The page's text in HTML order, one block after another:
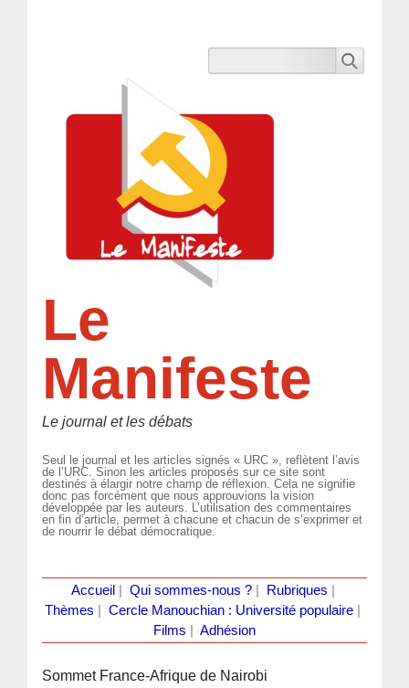
Le
Manifeste
Le journal et les débats
Seul le journal et les articles signés « URC », reflètent l’avis
de l’URC. Sinon les articles proposés sur ce site sont
destinés à élargir notre champ de réflexion. Cela ne signifie
donc pas forcément que nous approuvions la vision
développée par les auteurs. L’utilisation des commentaires
en fin d’article, permet à chacune et chacun de s’exprimer et
de nourrir le débat démocratique.
Accueil Qui sommes-nous ?| Rubriques
Thèmes
Cercle Manouchian : Université populaire
Films
Adhésion
Sommet France-Afrique de Nairobi